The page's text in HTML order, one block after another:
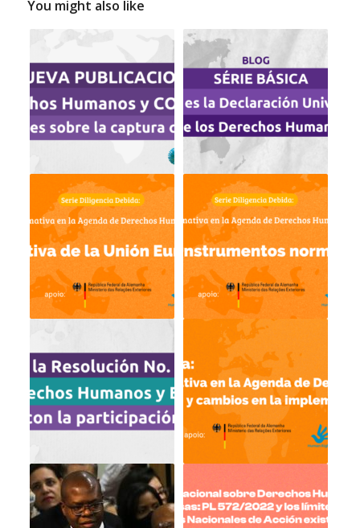
You might also like